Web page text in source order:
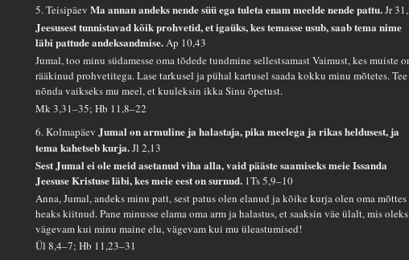
5. TeisipäevMa annan andeks nende süü ega tuleta enam meelde nende pattu.Jr
Jeesusest tunnistavad kõik prohvetid, et igaüks, kes temasse usub, saab tema nime
läbi pattude andeksandmise.Ap 10,43
Jumal, too minu südamesse oma tõdede tundmine sellestsamast Vaimust, kes muiste
rääkinud prohvetitega. Lase tarkusel ja pühal kartusel saada kokku minu mõtetes. Tee
nõnda vaikseks mu meel, et kuuleksin ikka Sinu õpetust.
Mk 3,31–35; Hb 11,8–22
6. KolmapäevJumal on armuline ja halastaja, pika meelega ja rikas heldusest, ja
tema kahetseb kurja.Jl 2,13
Sest Jumal ei ole meid asetanud viha alla, vaid pääste saamiseks meie Issanda
Jeesuse Kristuse läbi, kes meie eest on surnud. 1Ts 5,9–10
Anna, Jumal, andeks minu patt, sest patus olen elanud ja kõike kurja olen oma mõttes
heaks kiitnud. Pane minusse elama oma arm ja halastus, et saaksin väe ülalt, mis oleks
vägevam kui minu maine elu, vägevam kui mu üleastumised!
Ül 8,4–7; Hb 11,23–31